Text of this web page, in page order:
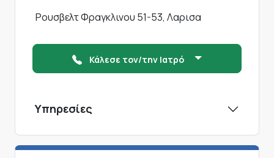
Ρουσβελτ Φραγκλινου 51-53, Λαρισα
Κάλεσε τον/την Ιατρό
Υπηρεσίες